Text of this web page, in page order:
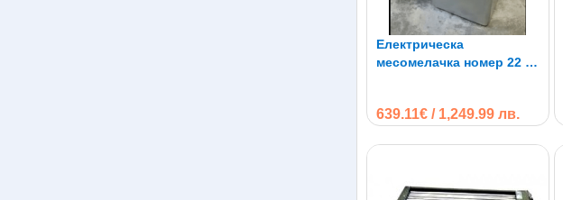
Електрическа
месомелачка номер 22 -
639.11€ / 1,249.99 лв.